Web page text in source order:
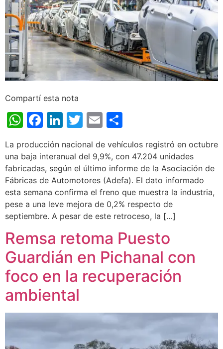
Compartí esta nota
WhatsApp
Facebook
LinkedIn
Twitter
Email
La producción nacional de vehículos registró en octubre
una baja interanual del 9,9%, con 47.204 unidades
fabricadas, según el último informe de la Asociación de
Fábricas de Automotores (Adefa). El dato informado
esta semana confirma el freno que muestra la industria,
pese a una leve mejora de 0,2% respecto de
septiembre. A pesar de este retroceso, la […]
Remsa retoma Puesto
Guardián en Pichanal con
foco en la recuperación
ambiental